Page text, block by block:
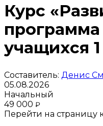
Курс
учащихся
Составитель: Денис
05.08.2026
Начальный
49 000 ₽
Перейти на страницу